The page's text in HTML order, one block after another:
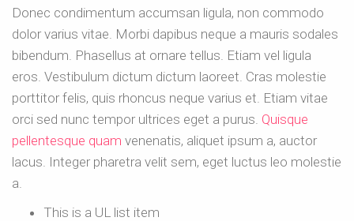
Donec condimentum accumsan ligula, non commodo
dolor varius vitae. Morbi dapibus neque a mauris sodales
bibendum. Phasellus at ornare tellus. Etiam vel ligula
eros. Vestibulum dictum dictum laoreet. Cras molestie
porttitor felis, quis rhoncus neque varius et. Etiam vitae
orci sed nunc tempor ultrices eget a purus. Quisque
pellentesque quam venenatis, aliquet ipsum a, auctor
lacus. Integer pharetra velit sem, eget luctus leo molestie
a.
This is a UL list item